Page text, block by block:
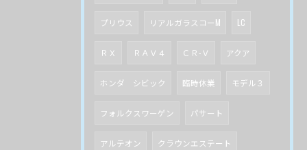
プリウス リアルガラスコーM LC
ＲＸ ＲＡＶ４ ＣＲ-Ｖ アクア
ホンダ シビック 臨時休業 モデル３
フォルクスワーゲン パサート
アルテオン クラウンエステート